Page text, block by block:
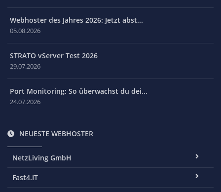
Webhoster des Jahres 2026: Jetzt abst...
05.08.2026
STRATO vServer Test 2026
29.07.2026
Port Monitoring: So überwachst du dei...
24.07.2026
NEUESTE WEBHOSTER
NetzLiving GmbH
Fast4.IT